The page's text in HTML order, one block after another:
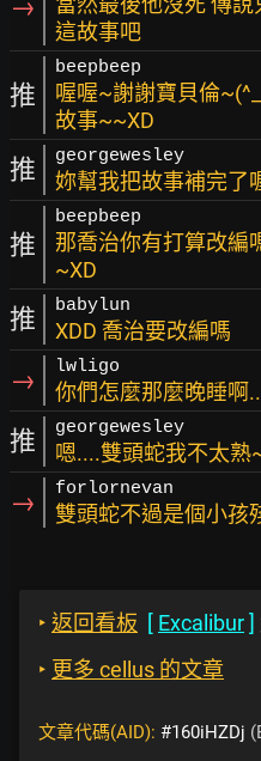
→
這故事吧
推
beepbeep
喔喔~謝謝寶貝倫
故事~~XD
推 georgewesley
妳幫我把故事補完了
推
beepbeep
那喬治你有打算改編
~XD
推 babylun
XDD 喬治要改編嗎
→ lwligo
你們怎麼那麼晚睡啊
推 georgewesley
嗯....雙頭蛇我不太熟
→ forlornevan
雙頭蛇不過是個小孩
‣ 返回看板 [ Excalibur]
‣ 更多 cellus 的文章
文章代碼(AID): #160iHZDj